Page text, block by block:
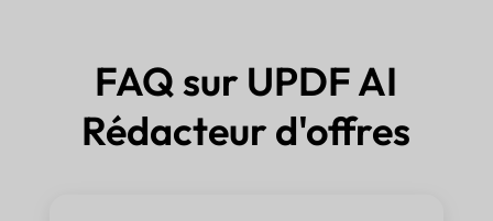
FAQ sur UPDF AI
Rédacteur d'offres